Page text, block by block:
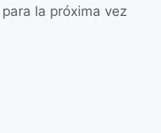
la próxima vez